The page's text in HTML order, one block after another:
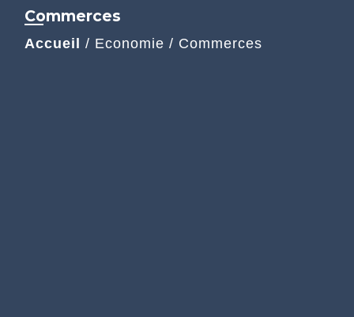
Commerces
Accueil / Economie / Commerces